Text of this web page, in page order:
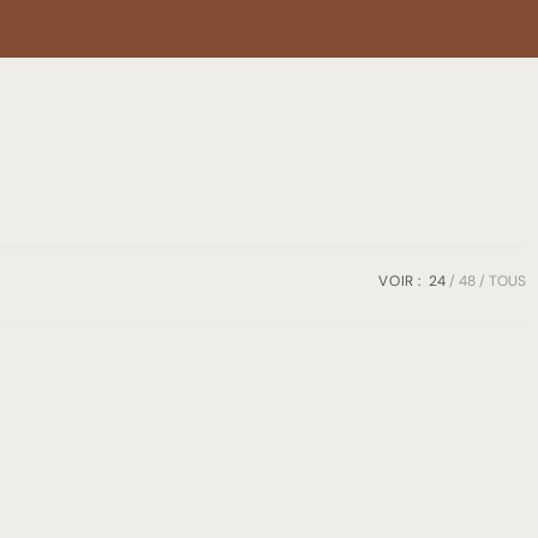
VOIR : 24 48 TOUS